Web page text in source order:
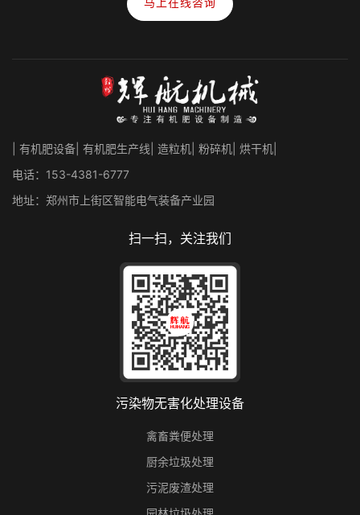
| 有机肥设备| 有机肥生产线| 造粒机| 粉碎机| 烘干机|
电话：153-4381-6777
地址：郑州市上街区智能电气装备产业园
扫一扫，关注我们
污染物无害化处理设备
禽畜粪便处理
厨余垃圾处理
污泥废渣处理